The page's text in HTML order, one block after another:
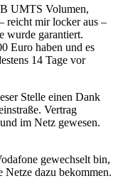
UMTS Volumen,
reicht mir locker aus –
wurde garantiert.
Euro haben und es
14 Tage vor
Stelle einen Dank
Vertrag
im Netz gewesen.
gewechselt bin,
Netze dazu bekommen.